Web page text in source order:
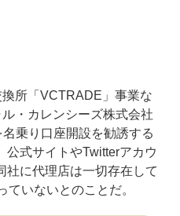
所「VCTRADE」事業な
・カレンシーズ株式会社
乗り口座開設を勧誘する
公式サイトやTwitterアカウ
社に代理店は一切存在して
いないとのことだ。